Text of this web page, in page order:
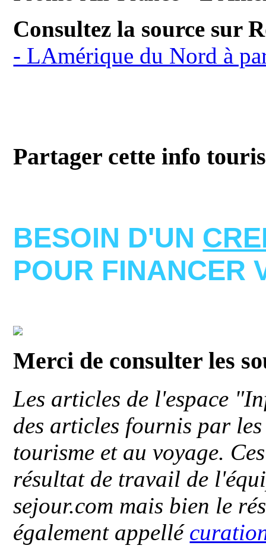
Consultez la source sur
- LAmérique du Nord à
Partager cette info
BESOIN D'UN
POUR FINANCER
Merci de consulter les
Les articles de l'espace
des articles fournis par
tourisme et au voyage.
résultat de travail de
sejour.com mais bien le
également appellé